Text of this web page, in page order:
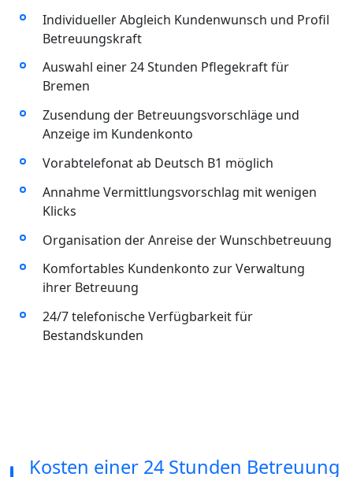
Individueller Abgleich Kundenwunsch und Profil
Betreuungskraft
Auswahl einer 24 Stunden Pflegekraft für
Bremen
Zusendung der Betreuungsvorschläge und
Anzeige im Kundenkonto
Vorabtelefonat ab Deutsch B1 möglich
Annahme Vermittlungsvorschlag mit wenigen
Klicks
Organisation der Anreise der Wunschbetreuung
Komfortables Kundenkonto zur Verwaltung
ihrer Betreuung
24/7 telefonische Verfügbarkeit für
Bestandskunden
Kosten einer 24 Stunden Betreuung